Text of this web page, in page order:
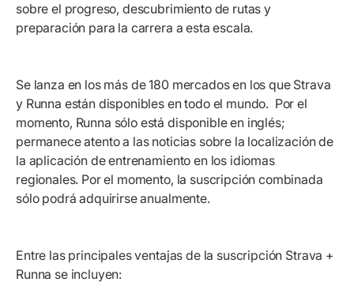
sobre el progreso, descubrimiento de rutas y
preparación para la carrera a esta escala.
Se lanza en los más de 180 mercados en los que Strava
y Runna están disponibles en todo el mundo. Por el
momento, Runna sólo está disponible en inglés;
permanece atento a las noticias sobre la localización de
la aplicación de entrenamiento en los idiomas
regionales. Por el momento, la suscripción combinada
sólo podrá adquirirse anualmente.
Entre las principales ventajas de la suscripción Strava +
Runna se incluyen: